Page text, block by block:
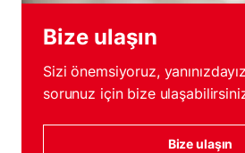
Bize ulaşın
Sizi önemsiyoruz,
sorunuz için bize
Bize ulaşın